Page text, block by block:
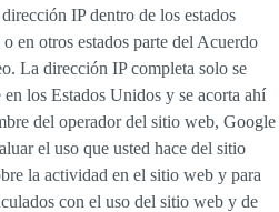
IP dentro de los estados
en otros estados parte del Acuerdo
La dirección IP completa solo se
los Estados Unidos y se acorta ahí
del operador del sitio web, Google
el uso que usted hace del sitio
la actividad en el sitio web y para
con el uso del sitio web y de